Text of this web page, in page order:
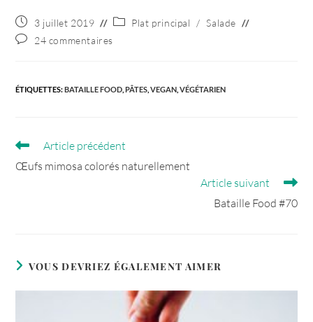
Publication
publiée :
3 juillet 2019
PostPlat principal / Salade
Commentaires
24 commentaires
ÉTIQUETTES:BATAILLE FOOD PÂTES VEGAN VÉGÉTARIEN
Read
more
Article précédent
Œufs mimosa colorés naturellement
Article suivant
Bataille Food #70
VOUS DEVRIEZ ÉGALEMENT AIMER